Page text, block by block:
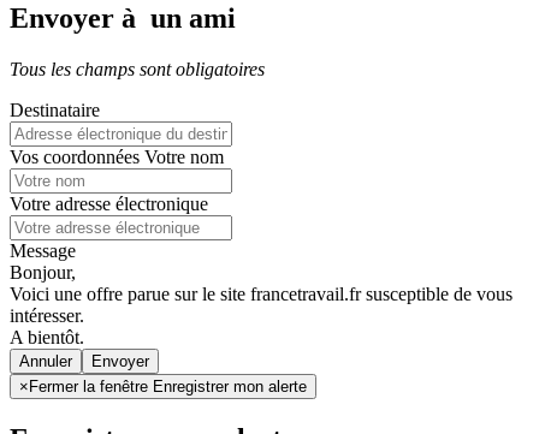
Envoyer à un ami
Tous les champs sont obligatoires
Destinataire
Vos coordonnées Votre nom
Votre adresse électronique
Message
Bonjour,
Voici une offre parue sur le site francetravail.fr susceptible de vous
intéresser.
A bientôt.
Annuler
× Fermer la fenêtre Enregistrer mon alerte